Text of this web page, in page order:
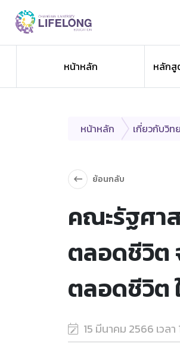
ข่าวประ
ข่าวสารองค์กร ข่าวสารกิจก
หน้าหลัก
หลักสู
หน้าหลัก เกี่ยวกับวิท
ย้อนกลับ
คณะรัฐศา
ตลอดชีวิต
ตลอดชีวิต
15 มีนาคม 2566 เวล